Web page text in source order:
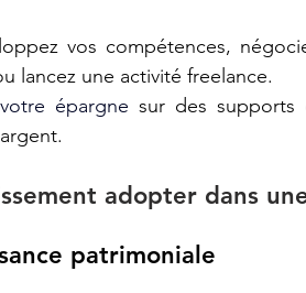
vos compétences,
lancez une activité freelance.
épargne sur des supports
adopter dans
patrimoniale